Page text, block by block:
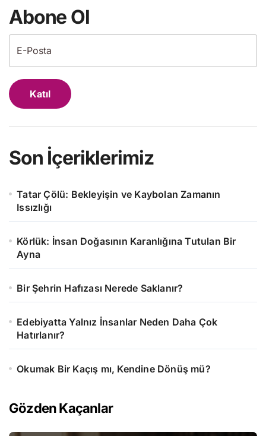
Abone Ol
Katıl
Son İçeriklerimiz
Tatar Çölü: Bekleyişin ve Kaybolan Zamanın
Issızlığı
Körlük: İnsan Doğasının Karanlığına Tutulan Bir
Ayna
Bir Şehrin Hafızası Nerede Saklanır?
Edebiyatta Yalnız İnsanlar Neden Daha Çok
Hatırlanır?
Okumak Bir Kaçış mı, Kendine Dönüş mü?
Gözden Kaçanlar